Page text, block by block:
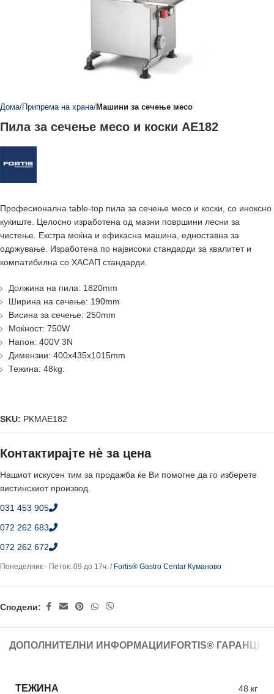
Дома Припрема на храна Машини за сечење месо
Пила за сечење месо и коски АЕ182
Професионална table-top пила за сечење месо и коски, со иноксно
куќиште. Целосно изработена од мазни површини лесни за
чистење. Екстра моќнa и ефикаснa машинa, едноставна за
одржување. Изработенa по највисоки стандарди за квалитет и
компатибилнa со ХАСАП стандарди.
Должина на пила: 1820mm
Ширина на сечење: 190mm
Висина за сечење: 250mm
Моќност: 750W
Напон: 400V 3N
Димензии: 400x435x1015mm
Тежина: 48kg.
SKU: PKMAE182
Контактирајте нè за цена
Нашиот искусен тим за продажба ќе Ви помогне да го изберете
вистинскиот производ.
031 453 905
072 262 683
072 262 672
Понеделник - Петок: 09 до 17ч. / Fortis® Gastro Centar Куманово
Сподели:
ДОПОЛНИТЕЛНИ ИНФОРМАЦИИ FORTIS®
ТЕЖИНА 48 кг